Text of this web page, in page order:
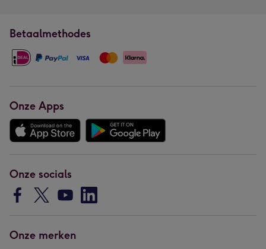
Betaalmethodes
Onze Apps
Onze socials
Onze merken